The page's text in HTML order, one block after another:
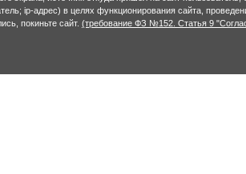
ip-адрес) в целях функционирования сайта,
покиньте сайт. (требование ФЗ №152. Статья 9